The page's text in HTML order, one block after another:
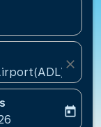
close
return-date-
today